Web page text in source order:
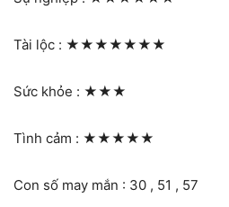
Tài lộc : ★★★★★★★
Sức khỏe : ★★★
Tình cảm : ★★★★★
Con số may mắn : 30 , 51 , 57